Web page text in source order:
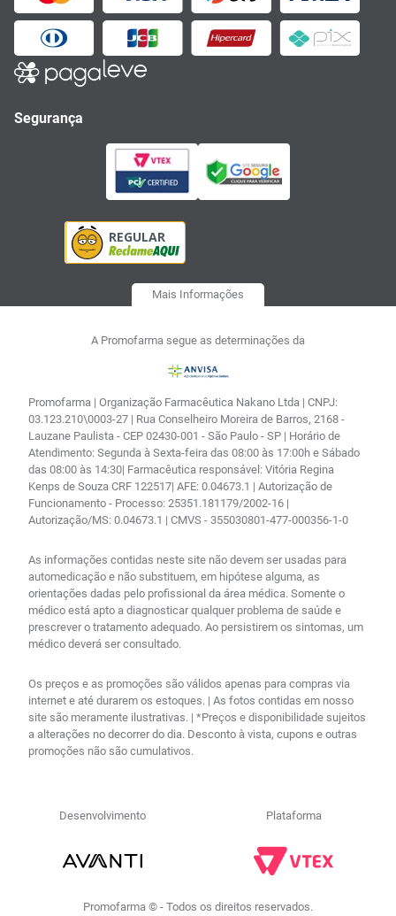
Segurança
Mais Informações
A Promofarma segue as determinações da
Promofarma | Organização Farmacêutica Nakano Ltda | CNPJ:
03.123.210\0003-27 | Rua Conselheiro Moreira de Barros, 2168 -
Lauzane Paulista - CEP 02430-001 - São Paulo - SP | Horário de
Atendimento: Segunda à Sexta-feira das 08:00 às 17:00h e Sábado
das 08:00 às 14:30| Farmacêutica responsável: Vitória Regina
Kenps de Souza CRF 122517| AFE: 0.04673.1 | Autorização de
Funcionamento - Processo: 25351.181179/2002-16 |
Autorização/MS: 0.04673.1 | CMVS - 355030801-477-000356-1-0
As informações contidas neste site não devem ser usadas para
automedicação e não substituem, em hipótese alguma, as
orientações dadas pelo profissional da área médica. Somente o
médico está apto a diagnosticar qualquer problema de saúde e
prescrever o tratamento adequado. Ao persistirem os sintomas, um
médico deverá ser consultado.
Os preços e as promoções são válidos apenas para compras via
internet e até durarem os estoques. | As fotos contidas em nosso
site são meramente ilustrativas. | *Preços e disponibilidade sujeitos
a alterações no decorrer do dia. Desconto à vista, cupons e outras
promoções não são cumulativos.
Desenvolvimento Plataforma
Promofarma © - Todos os direitos reservados.